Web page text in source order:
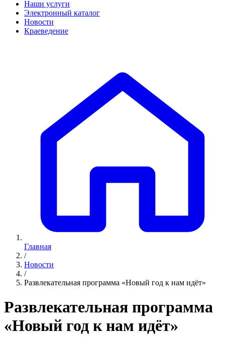
Наши услуги
Электронный каталог
Новости
Краеведение
Главная
/
Новости
/
Развлекательная программа «Новый год к нам идёт»
Развлекательная программа
«Новый год к нам идёт»